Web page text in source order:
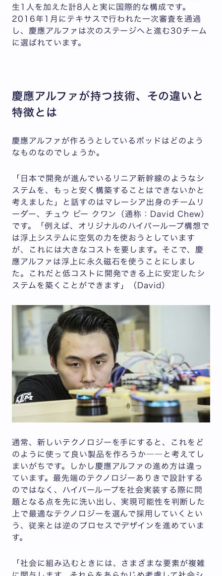
生1人を加えた計8人と実に国際的な構成です。
2016年1月にテキサスで行われた一次審査を通過
し、慶應アルファは次のステージへと進む30チーム
に選ばれています。
慶應アルファが持つ技術、その違いと
特徴とは
慶應アルファが作ろうとしているポッドはどのよう
なものなのでしょうか。
「日本で開発が進んでいるリニア新幹線のようなシ
ステムを、もっと安く構築することはできないかと
考えました」と話すのはマレーシア出身のチームリ
ーダー、チュウ ビー クワン（通称：David Chew）
です。「例えば、オリジナルのハイパーループ構想で
は浮上システムに空気の力を使おうとしています
が、これには大きなコストを要します。そこで、慶
應アルファは浮上に永久磁石を使うことにしまし
た。これだと低コストに開発できる上に安定したシ
ステムを築くことができます」（David）
通常、新しいテクノロジーを手にすると、これをど
のように使って良い製品を作ろうか――と考えてし
まいがちです。しかし慶應アルファの進め方は違っ
ています。最先端のテクノロジーありきで設計する
のではなく、ハイパーループを社会実装する際に問
題となる点を先に洗い出し、実現可能性を判断した
上で最適なテクノロジーを選んで採用していくとい
う、従来とは逆のプロセスでデザインを進めていま
す。
「社会に組み込むときには、さまざまな要素が複雑